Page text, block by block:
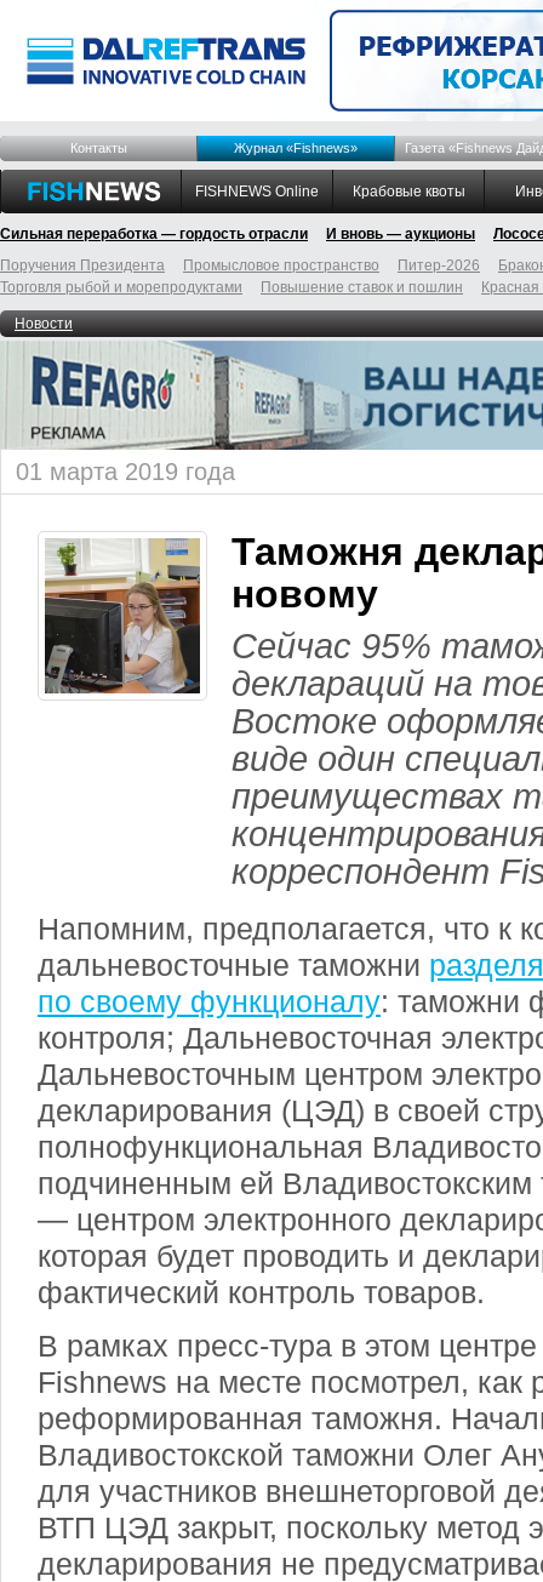
Контакты Журнал «Fishnews» Газета «Fishnews
FISHNEWS Online Крабовые квоты
Сильная переработка — гордость отрасли И вновь — аукционы
Поручения Президента
Промысловое пространство Питер-2026
Торговля рыбой и морепродуктами
Повышение ставок и пошлин
Новости
01 марта 2019 года
Таможня
новому
Сейчас 95%
деклараций на
Востоке
виде один
преимуществах
корреспондент
Напомним, предполагается, что к
дальневосточные таможни
по своему функционалу: таможни
контроля; Дальневосточная
Дальневосточным центром
декларирования (ЦЭД) в своей
полнофункциональная
подчиненным ей
— центром электронного
которая будет проводить и
фактический контроль товаров.
В рамках пресс-тура в этом
Fishnews на месте посмотрел, как
реформированная таможня.
Владивостокской таможни Олег
для участников внешнеторговой
ВТП ЦЭД закрыт, поскольку метод
декларирования не